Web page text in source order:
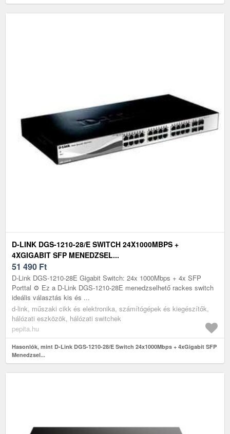
D-LINK DGS-1210-28/E SWITCH 24X1000MBPS +
4XGIGABIT SFP MENEDZSEL...
51 490 Ft
D-Link DGS-1210-28E Gigabit Switch: 24x 1000Mbps + 4x SFP
Porttal ⚙️ Ez a D-Link DGS-1210-28E menedzselhető rackes switch
ideális választás kis és ...
d-link, műszaki cikk és elektronika, számítógépek és kiegészítők,
hálózati eszközök, hálózati switchek
pepita.hu
Hasonlók, mint D-Link DGS-1210-28/E Switch 24x1000Mbps + 4xGigabit SFP
Menedzsel...